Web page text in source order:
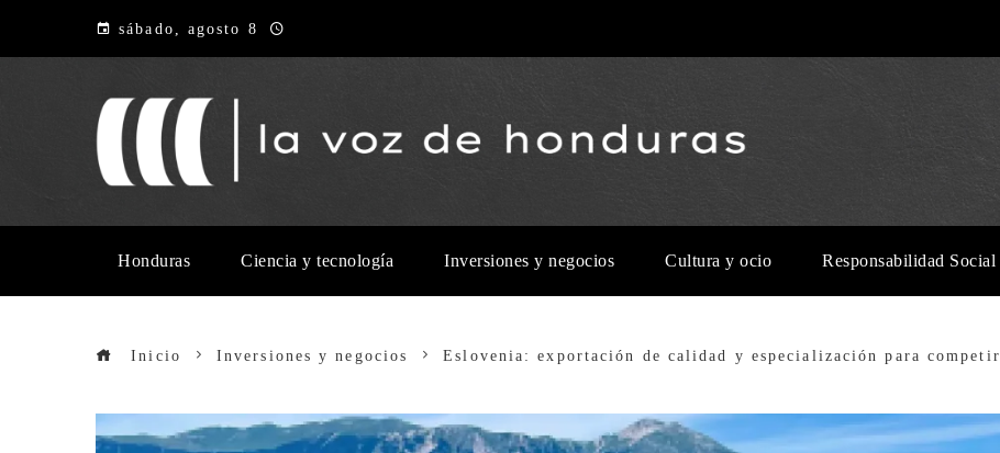
sábado, agosto 8
Honduras Ciencia y tecnología Inversiones y negocios Cultura y ocio Responsabilidad Social
Inicio Inversiones y negocios Eslovenia: exportación de calidad y especialización para competir